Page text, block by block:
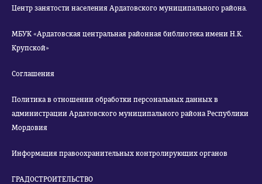
Центр занятости населения Ардатовского муниципального района.
МБУК «Ардатовская центральная районная библиотека имени Н.К.
Крупской»
Соглашения
Политика в отношении обработки персональных данных в
администрации Ардатовского муниципального района Республики
Мордовия
Информация правоохранительных контролирующих органов
ГРАДОСТРОИТЕЛЬСТВО